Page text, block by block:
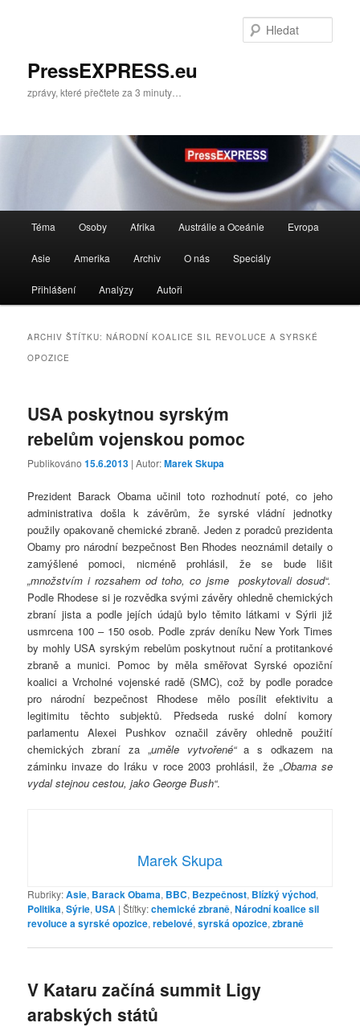
paneluPressEXPRESS.eu
zprávy, které přečtete za 3 minuty…
navigační
Téma Osoby Afrika Austrálie a Oceánie Evropa
Asie Amerika Archiv O nás Speciály
Přihlášení Analýzy Autoři
ARCHIV ŠTÍTKU:NÁRODNÍ KOALICE SIL REVOLUCE A SYRSKÉ
OPOZICE
USA poskytnou syrským
rebelům vojenskou pomoc
Publikováno15.6.2013 | Autor:Marek Skupa
Prezident Barack Obama učinil toto rozhodnutí poté, co jeho
administrativa došla k závěrům, že syrské vládní jednotky
použily opakovaně chemické zbraně. Jeden z poradců prezidenta
Obamy pro národní bezpečnost Ben Rhodes neoznámil detaily o
zamýšlené pomoci, nicméně prohlásil, že se bude lišit
„množstvím i rozsahem od toho, co jsme poskytovali dosud“.
Podle Rhodese si je rozvědka svými závěry ohledně chemických
zbraní jista a podle jejích údajů bylo těmito látkami v Sýrii již
usmrcena 100 – 150 osob. Podle zpráv deníku New York Times
by mohly USA syrským rebelům poskytnout ruční a protitankové
zbraně a munici. Pomoc by měla směřovat Syrské opoziční
koalici a Vrcholné vojenské radě (SMC), což by podle poradce
pro národní bezpečnost Rhodese mělo posílit efektivitu a
legitimitu těchto subjektů. Předseda ruské dolní komory
parlamentu Alexei Pushkov označil závěry ohledně použití
chemických zbraní za „uměle vytvořené“a s odkazem na
záminku invaze do Iráku v roce 2003 prohlásil, že „Obama se
vydal stejnou cestou, jako George Bush“.
Marek Skupa
Rubriky:Asie, Barack Obama, BBC, Bezpečnost, Blízký východ,
Politika,Sýrie, USA |Štítky:chemické zbraně,Národní koalice sil
revoluce a syrské opozice,rebelové,syrská opozice,zbraně
V Kataru začíná summit Ligy
arabských států